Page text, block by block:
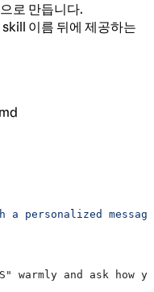
로 만듭니다.
이름 뒤에 제공하는
personalized message
warmly and ask